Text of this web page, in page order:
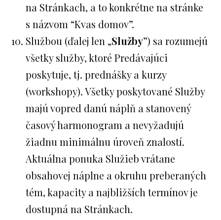
na Stránkach, a to konkrétne na stránke
s názvom “Kvas domov”.
Službou (ďalej len „Služby”) sa rozumejú
všetky služby, ktoré Predávajúci
poskytuje, tj. prednášky a kurzy
(workshopy). Všetky poskytované Služby
majú vopred danú náplň a stanovený
časový harmonogram a nevyžadujú
žiadnu minimálnu úroveň znalostí.
Aktuálna ponuka Služieb vrátane
obsahovej náplne a okruhu preberaných
tém, kapacity a najbližších termínov je
dostupná na Stránkach.